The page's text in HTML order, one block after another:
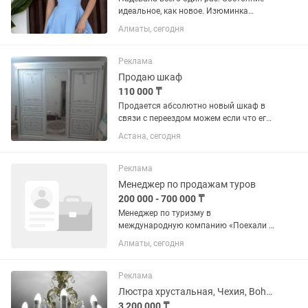
идеальное, как новое. Изюминка
платья — съемные перья, которые я
сделала сама вручную. При желании
лаконичный образ, а с перьями...
Алматы, сегодня
Реклама
Продаю шкаф
110 000 ₸
Продается абсолютно новый шкаф в
связи с переездом можем если что его
разобрать чтоб вам было удобно
забрать Цена 110.000 Если сами
Астана, сегодня
Реклама
Менеджер по продажам туров
200 000 - 700 000 ₸
Менеджер по туризму в
международную компанию «Поехали с
нами» Ты знаешь, как продавать туры?
Мы знаем, как сделать так, чтобы ты
от нестабильных комиссий и...
Алматы, сегодня
Реклама
Люстра хрустальная, Чехия, Bohemia